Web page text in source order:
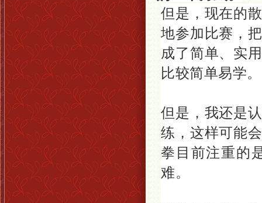
但是，现在的
地参加 比赛，
成了简单、实
比较简单易学。
但是，我还是
练，这样可能
拳目前注重的
难。